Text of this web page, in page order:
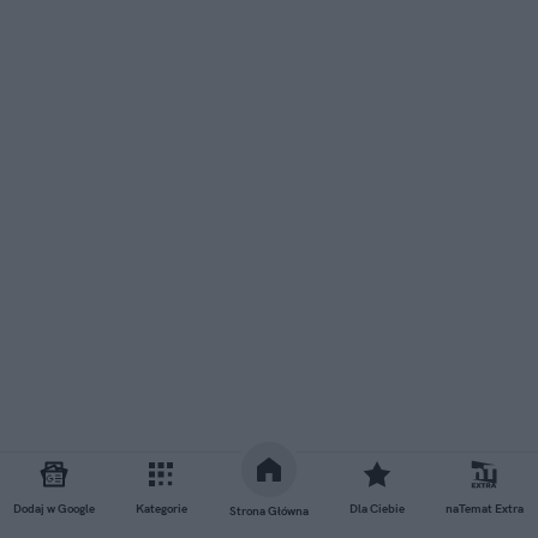
Dodaj w Google Kategorie Strona Główna Dla Ciebie naTemat Extra